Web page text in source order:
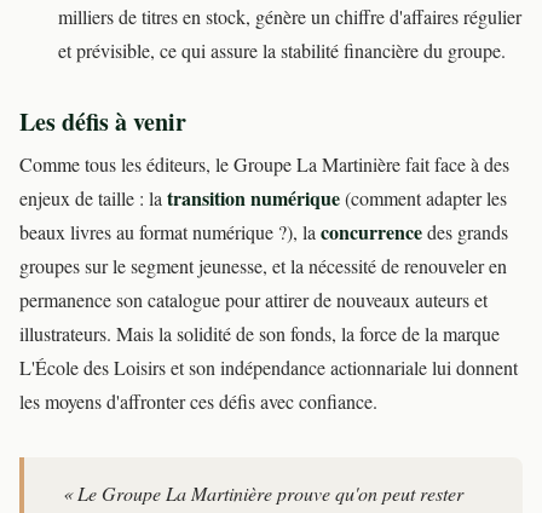
milliers de titres en stock, génère un chiffre d'affaires régulier
et prévisible, ce qui assure la stabilité financière du groupe.
Les défis à venir
Comme tous les éditeurs, le Groupe La Martinière fait face à des
enjeux de taille : latransition numérique(comment adapter les
beaux livres au format numérique ?), laconcurrencedes grands
groupes sur le segment jeunesse, et la nécessité de renouveler en
permanence son catalogue pour attirer de nouveaux auteurs et
illustrateurs. Mais la solidité de son fonds, la force de la marque
L'École des Loisirs et son indépendance actionnariale lui donnent
les moyens d'affronter ces défis avec confiance.
« Le Groupe La Martinière prouve qu'on peut rester